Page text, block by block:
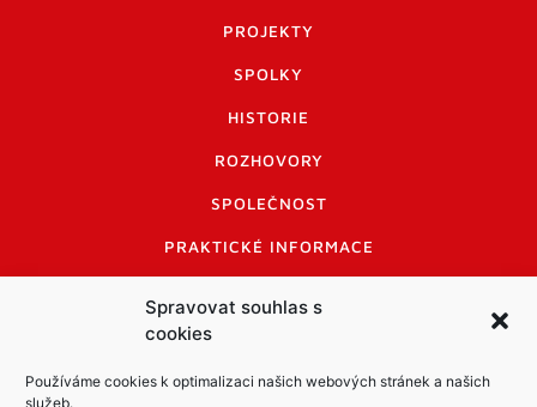
Spravovat souhlas s
cookies
Používáme cookies k optimalizaci našich webových stránek a našich
služeb.
PROJEKTY
SPOLKY
HISTORIE
ROZHOVORY
SPOLEČNOST
PRAKTICKÉ INFORMACE
INFORMACE A KODEX DISKUTUJÍCÍCH
LOGO A LOGO MANUÁL